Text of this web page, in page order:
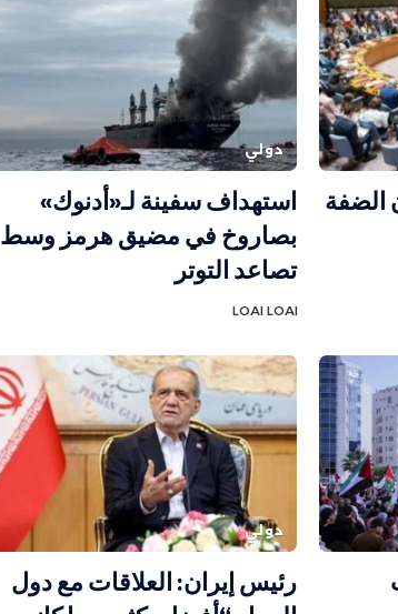
الضفة
دولي
استهداف سفينة لـ«أدنوك»
بصاروخ في مضيق هرمز وسط
تصاعد التوتر
LOAI LOAI
دولي
رئيس إيران: العلاقات مع دول